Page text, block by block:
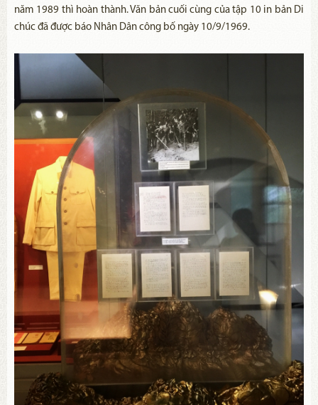
năm 1989 thì hoàn thành. Văn bản cuối cùng của tập 10 in bản Di
chúc đã được báo Nhân Dân công bố ngày 10/9/1969.